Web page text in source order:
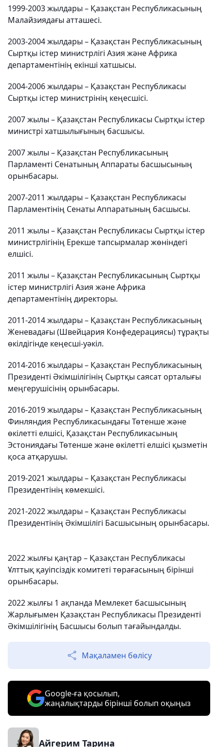
1999-2003 жылдары – Қазақстан Республикасының
Малайзиядағы атташесі.
2003-2004 жылдары – Қазақстан Республикасының
Сыртқы істер министрлігі Азия және Африка
департаментінің екінші хатшысы.
2004-2006 жылдары – Қазақстан Республикасы
Сыртқы істер министрінің кеңесшісі.
2007 жылы – Қазақстан Республикасы Сыртқы істер
министрі хатшылығының басшысы.
2007 жылы – Қазақстан Республикасының
Парламенті Сенатының Аппараты басшысының
орынбасары.
2007-2011 жылдары – Қазақстан Республикасы
Парламентінің Сенаты Аппаратының басшысы.
2011 жылы – Қазақстан Республикасы Сыртқы істер
министрлігінің Ерекше тапсырмалар жөніндегі
елшісі.
2011 жылы – Қазақстан Республикасының Сыртқы
істер министрлігі Азия және Африка
департаментінің директоры.
2011-2014 жылдары – Қазақстан Республикасының
Женевадағы (Швейцария Конфедерациясы) тұрақты
өкілдігінде кеңесші-уәкіл.
2014-2016 жылдары – Қазақстан Республикасының
Президенті Әкімшілігінің Сыртқы саясат орталығы
меңгерушісінің орынбасары.
2016-2019 жылдары – Қазақстан Республикасының
Финляндия Республикасындағы Төтенше және
өкілетті елшісі, Қазақстан Республикасының
Эстониядағы Төтенше және өкілетті елшісі қызметін
қоса атқарушы.
2019-2021 жылдары – Қазақстан Республикасы
Президентінің көмекшісі.
2021-2022 жылдары – Қазақстан Республикасы
Президентінің Әкімшілігі Басшысының орынбасары.
2022 жылғы қаңтар – Қазақстан Республикасы
Ұлттық қауіпсіздік комитеті төрағасының бірінші
орынбасары.
2022 жылғы 1 ақпанда Мемлекет басшысының
Жарлығымен Қазақстан Республикасы Президенті
Әкімшілігінің Басшысы болып тағайындалды.
Мақаламен бөлісу
Google-ға қосылып,
жаңалықтарды бірінші болып оқыңыз
Айгерим Тарина